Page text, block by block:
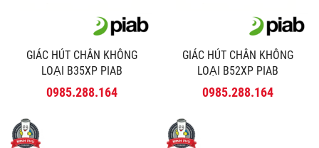
GIÁC HÚT CHÂN KHÔNG
LOẠI B35XP PIAB
0985.288.164
GIÁC HÚT CHÂN KHÔNG
LOẠI B52XP PIAB
0985.288.164